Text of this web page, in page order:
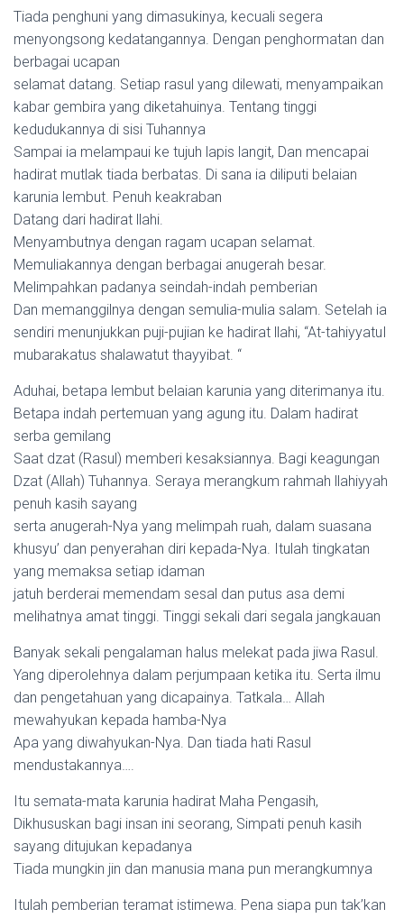
Tiada penghuni yang dimasukinya, kecuali segera
menyongsong kedatangannya. Dengan penghormatan dan
berbagai ucapan
selamat datang. Setiap rasul yang dilewati, menyampaikan
kabar gembira yang diketahuinya. Tentang tinggi
kedudukannya di sisi Tuhannya
Sampai ia melampaui ke tujuh lapis langit, Dan mencapai
hadirat mutlak tiada berbatas. Di sana ia diliputi belaian
karunia lembut. Penuh keakraban
Datang dari hadirat llahi.
Menyambutnya dengan ragam ucapan selamat.
Memuliakannya dengan berbagai anugerah besar.
Melimpahkan padanya seindah-indah pemberian
Dan memanggilnya dengan semulia-mulia salam. Setelah ia
sendiri menunjukkan puji-pujian ke hadirat llahi, “At-tahiyyatuI
mubarakatus shalawatut thayyibat. “
Aduhai, betapa lembut belaian karunia yang diterimanya itu.
Betapa indah pertemuan yang agung itu. Dalam hadirat
serba gemilang
Saat dzat (Rasul) memberi kesaksiannya. Bagi keagungan
Dzat (Allah) Tuhannya. Seraya merangkum rahmah llahiyyah
penuh kasih sayang
serta anugerah-Nya yang melimpah ruah, dalam suasana
khusyu’ dan penyerahan diri kepada-Nya. Itulah tingkatan
yang memaksa setiap idaman
jatuh berderai memendam sesal dan putus asa demi
melihatnya amat tinggi. Tinggi sekali dari segala jangkauan
Banyak sekali pengalaman halus melekat pada jiwa Rasul.
Yang diperolehnya dalam perjumpaan ketika itu. Serta ilmu
dan pengetahuan yang dicapainya. Tatkala… Allah
mewahyukan kepada hamba-Nya
Apa yang diwahyukan-Nya. Dan tiada hati Rasul
mendustakannya….
Itu semata-mata karunia hadirat Maha Pengasih,
Dikhususkan bagi insan ini seorang, Simpati penuh kasih
sayang ditujukan kepadanya
Tiada mungkin jin dan manusia mana pun merangkumnya
Itulah pemberian teramat istimewa. Pena siapa pun tak’kan